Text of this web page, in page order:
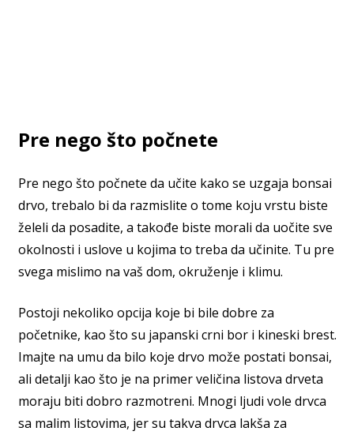
Pre nego što počnete
Pre nego što počnete da učite kako se uzgaja bonsai
drvo, trebalo bi da razmislite o tome koju vrstu biste
želeli da posadite, a takođe biste morali da uočite sve
okolnosti i uslove u kojima to treba da učinite. Tu pre
svega mislimo na vaš dom, okruženje i klimu.
Postoji nekoliko opcija koje bi bile dobre za
početnike, kao što su japanski crni bor i kineski brest.
Imajte na umu da bilo koje drvo može postati bonsai,
ali detalji kao što je na primer veličina listova drveta
moraju biti dobro razmotreni. Mnogi ljudi vole drvca
sa malim listovima, jer su takva drvca lakša za